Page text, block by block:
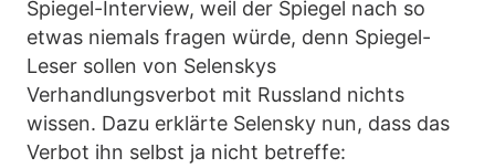
Spiegel-Interview, weil der Spiegel nach so
etwas niemals fragen würde, denn Spiegel-
Leser sollen von Selenskys
Verhandlungsverbot mit Russland nichts
wissen. Dazu erklärte Selensky nun, dass das
Verbot ihn selbst ja nicht betreffe: